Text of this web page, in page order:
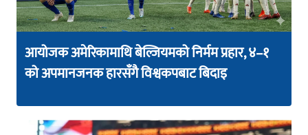
आयोजक अमेरिकामाथि बेल्जियमको निर्मम प्रहार, ४–१
को अपमानजनक हारसँगै विश्वकपबाट बिदाइ